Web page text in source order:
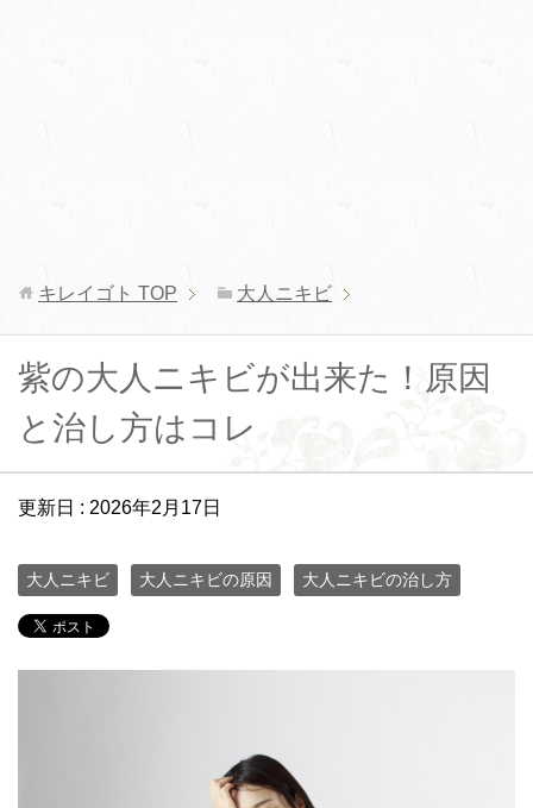
キレイゴト TOP 大人ニキビ
紫の大人ニキビが出来た！原因
と治し方はコレ
更新日 : 2026年2月17日
大人ニキビ 大人ニキビの原因 大人ニキビの治し方